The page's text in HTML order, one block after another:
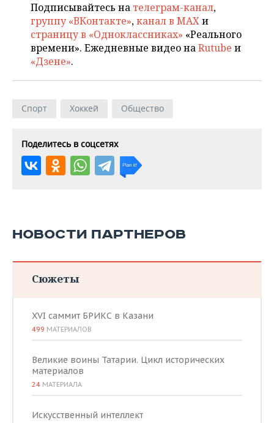
Подписывайтесь на телеграм-канал,
группу «ВКонтакте»,канал в MAXи
страницу в «Одноклассниках» «Реального
времени». Ежедневные видео наRutube и
«Дзене».
Спорт Хоккей Общество
Поделитесь в соцсетях
НОВОСТИ ПАРТНЕРОВ
Сюжеты
XVI саммит БРИКС в Казани
499 МАТЕРИАЛОВ
Великие воины Татарии. Цикл исторических
материалов
24 МАТЕРИАЛА
Искусственный интеллект